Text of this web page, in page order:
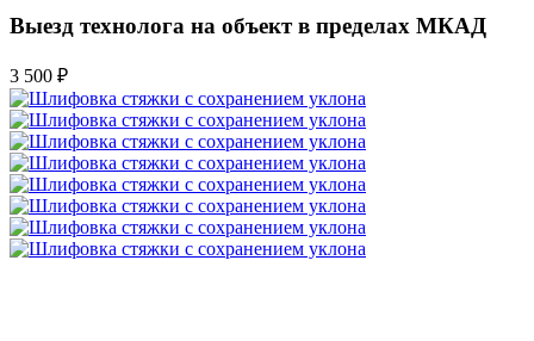
Выезд технолога на объект в пределах МКАД
3 500 ₽